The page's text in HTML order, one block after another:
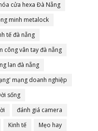
cửa hexa Đà Nẵng
minh metalock
tế đà nẵng
công vân tay đà nẵng
lan đà nẵng
mạng doanh nghiệp
sống
đánh giá camera
Kinh tế
Mẹo hay